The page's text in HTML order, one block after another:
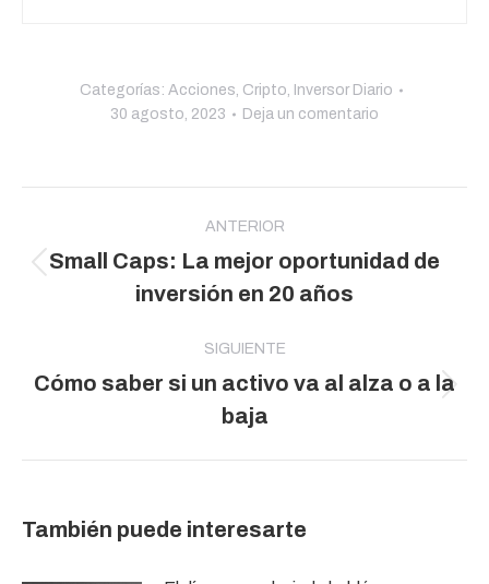
Categorías: Acciones Cripto Inversor Diario
30 agosto, 2023
Deja un comentario
publicaciones
ANTERIOR
Publicación
anterior:
Small Caps: La mejor oportunidad de
inversión en 20 años
SIGUIENTE
Publicación
siguiente:
Cómo saber si un activo va al alza o a la
baja
También puede interesarte